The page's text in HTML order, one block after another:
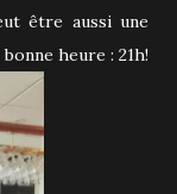
être aussi une
heure : 21h!